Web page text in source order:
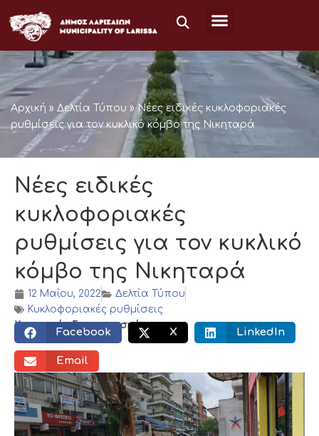
στο
περιεχόμενο
Αρχική » Δελτία Τύπου » Νέες ειδικές κυκλοφοριακές
ρυθμίσεις για τον κυκλικό κόμβο της Νικηταρά
Νέες ειδικές
κυκλοφοριακές
ρυθμίσεις για τον κυκλικό
κόμβο της Νικηταρά
12 Μαΐου, 2022
Δελτία Τύπου
Κυκλοφοριακές ρυθμίσεις
Κοινωνικός διαμοιρασμός:
Facebook X LinkedIn
Email